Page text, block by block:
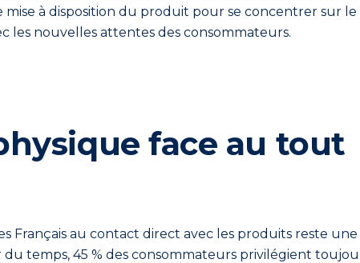
mise à disposition du produit pour se concentrer sur
les nouvelles attentes des consommateurs.
face au tout
Français au contact direct avec les produits reste
temps, 45 % des consommateurs privilégient